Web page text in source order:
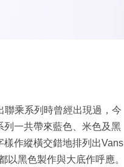
聯乘系列時曾經出現過，今
一共帶來藍色、米色及黑
作縱橫交錯地排列出Vans
黑色製作與大底作呼應。